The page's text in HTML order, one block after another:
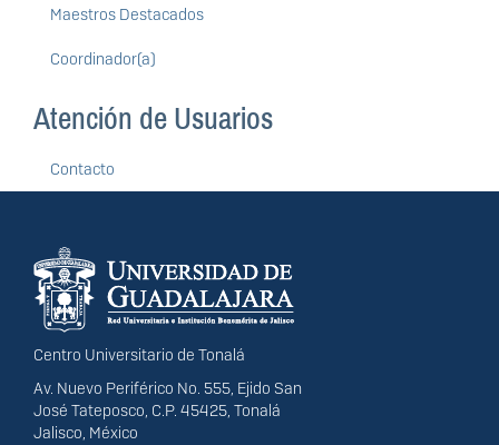
Maestros Destacados
Coordinador(a)
Atención de Usuarios
Contacto
Información del
portal
Centro Universitario de Tonalá
Av. Nuevo Periférico No. 555, Ejido San
José Tateposco, C.P. 45425, Tonalá
Jalisco, México